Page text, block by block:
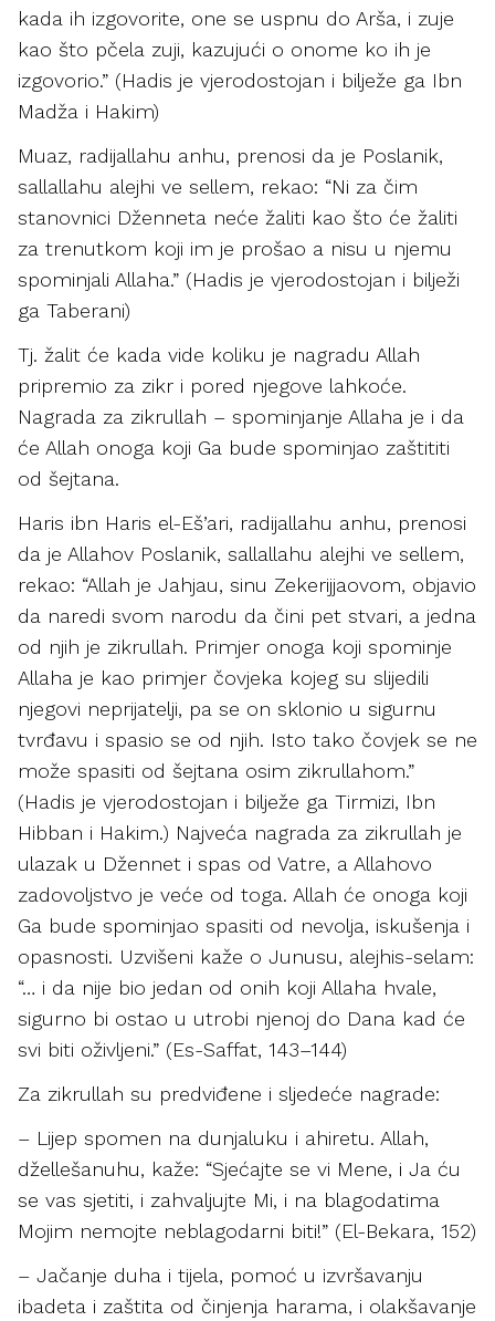
kada ih izgovorite, one se uspnu do Arša, i zuje
kao što pčela zuji, kazujući o onome ko ih je
izgovorio.” (Hadis je vjerodostojan i bilježe ga Ibn
Madža i Hakim)
Muaz, radijallahu anhu, prenosi da je Poslanik,
sallallahu alejhi ve sellem, rekao: “Ni za čim
stanovnici Dženneta neće žaliti kao što će žaliti
za trenutkom koji im je prošao a nisu u njemu
spominjali Allaha.” (Hadis je vjerodostojan i bilježi
ga Taberani)
Tj. žalit će kada vide koliku je nagradu Allah
pripremio za zikr i pored njegove lahkoće.
Nagrada za zikrullah – spominjanje Allaha je i da
će Allah onoga koji Ga bude spominjao zaštititi
od šejtana.
Haris ibn Haris el-Eš’ari, radijallahu anhu, prenosi
da je Allahov Poslanik, sallallahu alejhi ve sellem,
rekao: “Allah je Jahjau, sinu Zekerijjaovom, objavio
da naredi svom narodu da čini pet stvari, a jedna
od njih je zikrullah. Primjer onoga koji spominje
Allaha je kao primjer čovjeka kojeg su slijedili
njegovi neprijatelji, pa se on sklonio u sigurnu
tvrđavu i spasio se od njih. Isto tako čovjek se ne
može spasiti od šejtana osim zikrullahom.”
(Hadis je vjerodostojan i bilježe ga Tirmizi, Ibn
Hibban i Hakim.) Najveća nagrada za zikrullah je
ulazak u Džennet i spas od Vatre, a Allahovo
zadovoljstvo je veće od toga. Allah će onoga koji
Ga bude spominjao spasiti od nevolja, iskušenja i
opasnosti. Uzvišeni kaže o Junusu, alejhis-selam:
“… i da nije bio jedan od onih koji Allaha hvale,
sigurno bi ostao u utrobi njenoj do Dana kad će
svi biti oživljeni.” (Es-Saffat, 143–144)
Za zikrullah su predviđene i sljedeće nagrade:
– Lijep spomen na dunjaluku i ahiretu. Allah,
džellešanuhu, kaže: “Sjećajte se vi Mene, i Ja ću
se vas sjetiti, i zahvaljujte Mi, i na blagodatima
Mojim nemojte neblagodarni biti!” (El-Bekara, 152)
– Jačanje duha i tijela, pomoć u izvršavanju
ibadeta i zaštita od činjenja harama, i olakšavanje